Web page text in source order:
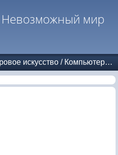
Невозможный мир
искусство / Компьютерная графика